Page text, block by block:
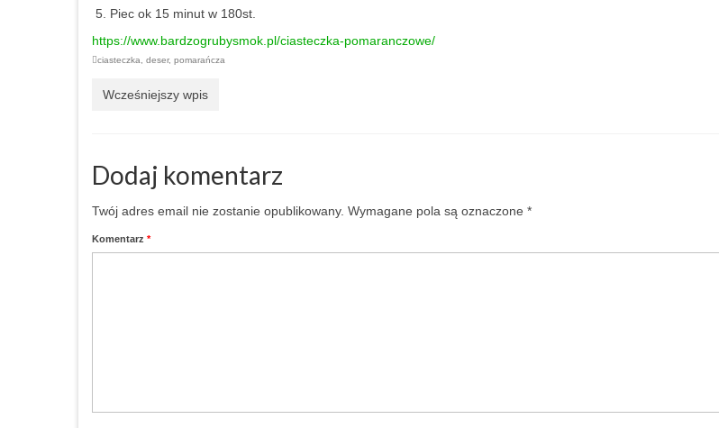
Piec ok 15 minut w 180st.
https://www.bardzogrubysmok.pl/ciasteczka-pomaranczowe/
ciasteczka deser, pomarańcza
Wcześniejszy wpis
Dodaj komentarz
Twój adres email nie zostanie opublikowany. Wymagane pola są oznaczone *
Komentarz *